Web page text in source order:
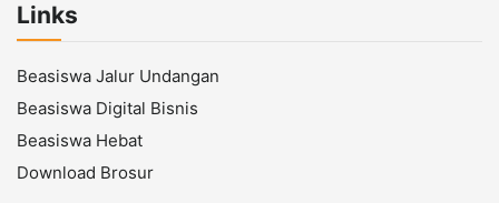
Links
Beasiswa Jalur Undangan
Beasiswa Digital Bisnis
Beasiswa Hebat
Download Brosur